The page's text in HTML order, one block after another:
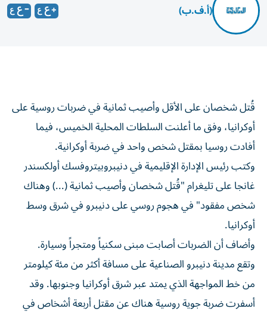
(أ.ف.ب)
قُتل شخصان على الأقل وأصيب ثمانية في ضربات روسية على
أوكرانيا، وفق ما أعلنت السلطات المحلية الخميس، فيما
أفادت روسيا بمقتل شخص واحد في ضربة أوكرانية.
وكتب رئيس الإدارة الإقليمية في دنيبروبيتروفسك أولكسندر
غانجا على تليغرام "قُتل شخصان وأصيب ثمانية (...) وهناك
شخص مفقود" في هجوم روسي على دنيبرو في شرق وسط
أوكرانيا.
وأضاف أن الضربات أصابت مبنى سكنياً ومتجراً وسيارة.
وتقع مدينة دنيبرو الصناعية على مسافة أكثر من مئة كيلومتر
من خط المواجهة الذي يمتد عبر شرق أوكرانيا وجنوبها. وقد
أسفرت ضربة جوية روسية هناك عن مقتل أربعة أشخاص في